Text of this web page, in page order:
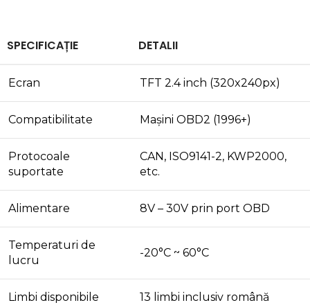
SPECIFICAȚIE DETALII
Ecran TFT 2.4 inch (320x240px)
Compatibilitate Mașini OBD2 (1996+)
Protocoale
suportate
CAN, ISO9141-2, KWP2000,
etc.
Alimentare 8V – 30V prin port OBD
Temperaturi de
lucru
-20°C ~ 60°C
Limbi disponibile 13 limbi inclusiv română